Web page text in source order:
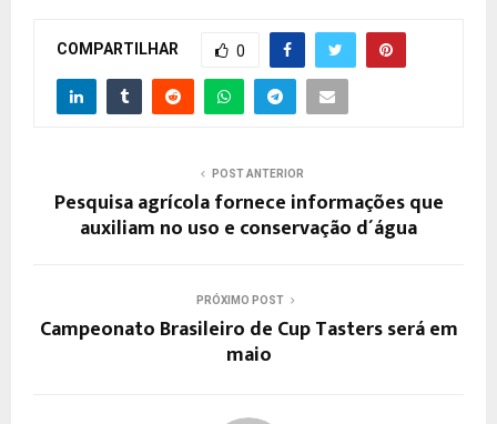
COMPARTILHAR 0
POST ANTERIOR
Pesquisa agrícola fornece informações que
auxiliam no uso e conservação d´água
PRÓXIMO POST
Campeonato Brasileiro de Cup Tasters será em
maio